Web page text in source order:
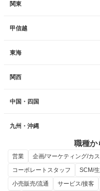
関東
甲信越
東海
関西
中国・四国
九州・沖縄
職種か
営業
企画/マーケティング/カ
コーポレートスタッフ
SCM/
小売販売/流通
サービス/接客